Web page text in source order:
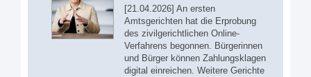
[21.04.2026] An ersten
Amtsgerichten hat die Erprobung
des zivilgerichtlichen Online-
Verfahrens begonnen. Bürgerinnen
und Bürger können Zahlungsklagen
digital einreichen. Weitere Gerichte